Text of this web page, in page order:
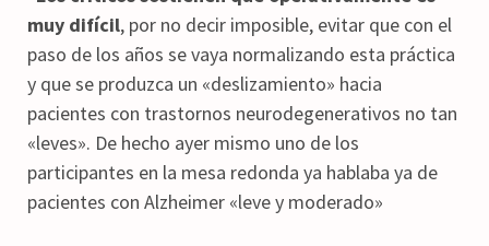
muy difícil, por no decir imposible, evitar que con el
paso de los años se vaya normalizando esta práctica
y que se produzca un «deslizamiento» hacia
pacientes con trastornos neurodegenerativos no tan
«leves». De hecho ayer mismo uno de los
participantes en la mesa redonda ya hablaba ya de
pacientes con Alzheimer «leve y moderado»